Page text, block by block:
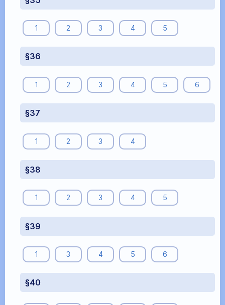
1 2 3 4 5
§36
1 2 3 4 5 6
§37
1 2 3 4
§38
1 2 3 4 5
§39
1 3 4 5 6
§40